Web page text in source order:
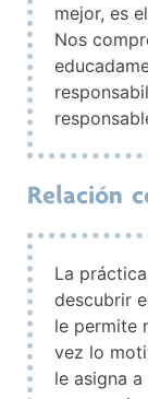
mejor, es
Nos
Relación
La
descubrir
le permite
vez lo
le asigna a